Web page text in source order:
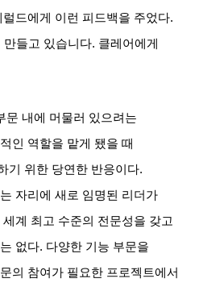
드에게 이런 피드백을 주었다.
만들고 있습니다. 클레어에게
문 내에 머물러 있으려는
인 역할을 맡게 됐을 때
기 위한 당연한 반응이다.
자리에 새로 임명된 리더가
계 최고 수준의 전문성을 갖고
없다. 다양한 기능 부문을
의 참여가 필요한 프로젝트에서